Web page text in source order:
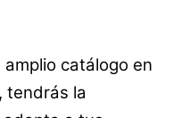
catálogo en
tendrás la